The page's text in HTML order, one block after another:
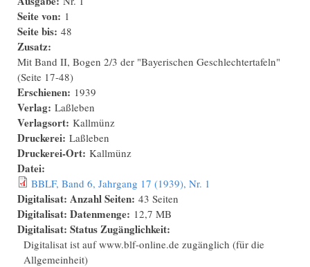
Seite von: 1
Seite bis: 48
Zusatz:
Mit Band II, Bogen 2/3 der "Bayerischen Geschlechtertafeln"
(Seite 17-48)
Erschienen: 1939
Verlag: Laßleben
Verlagsort: Kallmünz
Druckerei: Laßleben
Druckerei-Ort: Kallmünz
Datei:
BBLF, Band 6, Jahrgang 17 (1939), Nr. 1
Digitalisat: Anzahl Seiten: 43 Seiten
Digitalisat: Datenmenge: 12,7 MB
Digitalisat: Status Zugänglichkeit:
Digitalisat ist auf www.blf-online.de zugänglich (für die
Allgemeinheit)